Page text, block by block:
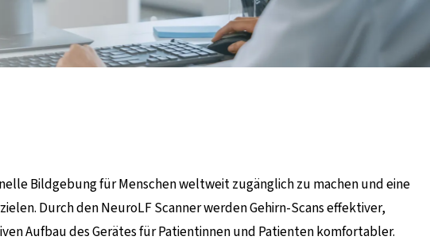
externen Seite
Bildgebung für Menschen weltweit zugänglich zu machen und eine
Durch den NeuroLF Scanner werden Gehirn-Scans effektiver,
Aufbau des Gerätes für Patientinnen und Patienten komfortabler.